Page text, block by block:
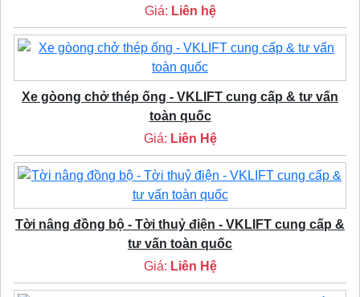
Giá: Liên hệ
Xe gòong chở thép ống - VKLIFT cung cấp & tư vấn
toàn quốc
Giá: Liên Hệ
Tời nâng đồng bộ - Tời thuỷ điện - VKLIFT cung cấp &
tư vấn toàn quốc
Giá: Liên Hệ